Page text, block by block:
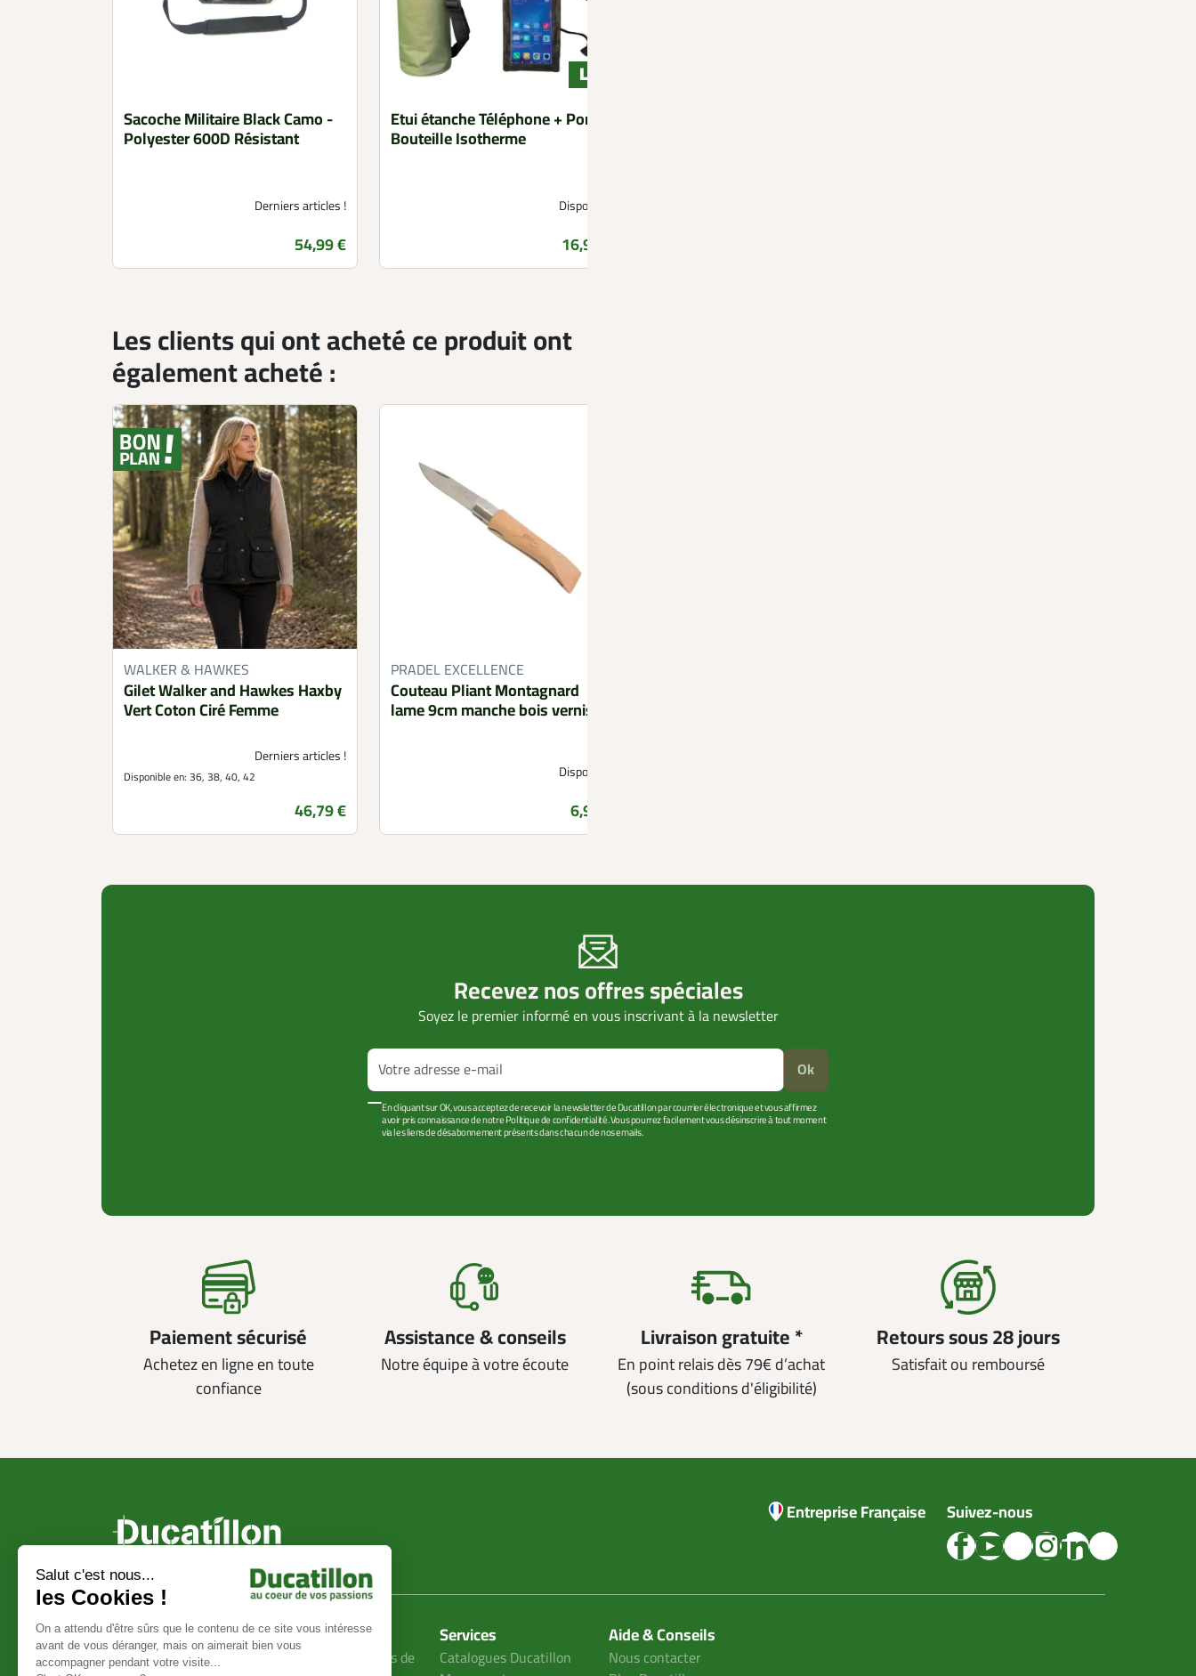
Sacoche Militaire Black Camo -
Polyester 600D Résistant
Derniers articles !
Prix
54,99 €
Etui étanche Téléphone + Porte
Bouteille Isotherme
Disponible
Prix
16,99 €
Les clients qui ont acheté ce produit ont
également acheté :
WALKER & HAWKES
Gilet Walker and Hawkes Haxby
Vert Coton Ciré Femme
Derniers articles !
Disponible en: 36, 38, 40, 42
Prix
46,79 €
PRADEL EXCELLENCE
Couteau Pliant Montagnard
lame 9cm manche bois vernis
Disponible
Prix
6,99 €
Recevez nos offres spéciales
Soyez le premier informé en vous inscrivant à la newsletter
Ok
En cliquant sur OK, vous acceptez de recevoir la newsletter de Ducatillon par courrier électronique et vous affirmez
avoir pris connaissance de notre Politique de confidentialité. Vous pourrez facilement vous désinscrire à tout moment
via les liens de désabonnement présents dans chacun de nos emails.
Paiement sécurisé
Achetez en ligne en toute
confiance
Assistance & conseils
Notre équipe à votre écoute
Livraison gratuite *
En point relais dès 79€ d’achat
(sous conditions d'éligibilité)
Retours sous 28 jours
Satisfait ou remboursé
Entreprise Française Suivez-nous
Ducatillon
La société Ducatillon
Achat en ligne
Conditions générales de
Services
Catalogues Ducatillon
Aide & Conseils
Nous contacter